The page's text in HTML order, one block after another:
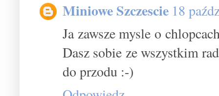
Miniowe Szczescie 18
Ja zawsze mysle o
Dasz sobie ze wszystkim
do przodu :-)